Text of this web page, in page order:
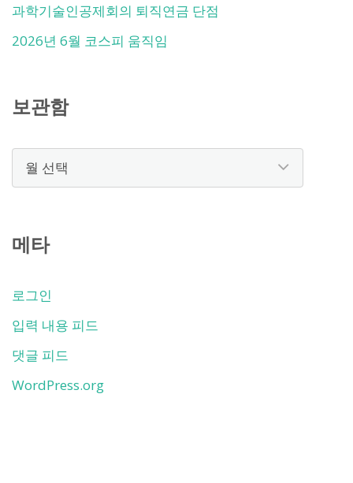
과학기술인공제회의 퇴직연금 단점
2026년 6월 코스피 움직임
보관함
메타
로그인
입력 내용 피드
댓글 피드
WordPress.org